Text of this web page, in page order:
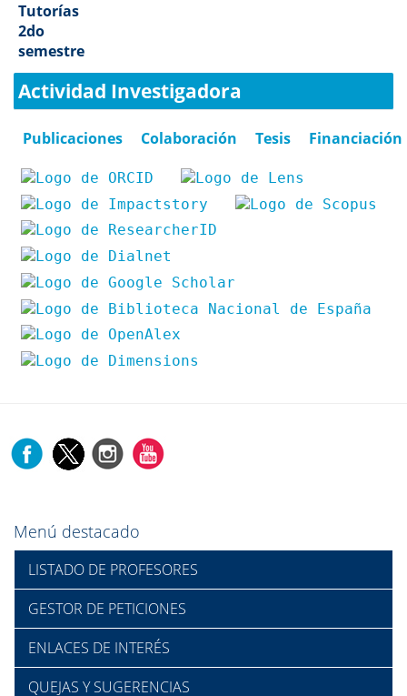
Tutorías
2do
semestre
Actividad Investigadora
Publicaciones Colaboración Tesis Financiación
Menú destacado
LISTADO DE PROFESORES
GESTOR DE PETICIONES
ENLACES DE INTERÉS
QUEJAS Y SUGERENCIAS